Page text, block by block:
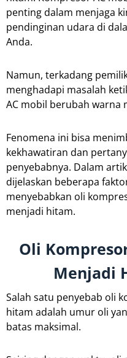
penting dalam menjaga
pendinginan udara di
Anda.
Namun, terkadang
menghadapi masalah
AC mobil berubah warna
Fenomena ini bisa
kekhawatiran dan
penyebabnya. Dalam
dijelaskan beberapa
menyebabkan oli
menjadi hitam.
Oli
Menjadi
Salah satu penyebab oli
hitam adalah umur oli
batas maksimal.